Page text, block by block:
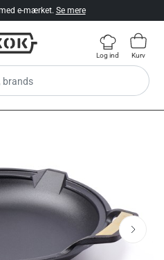
e-mærket. Se mere
Log ind Kurv